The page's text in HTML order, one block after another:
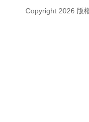
Copyright 2026 版